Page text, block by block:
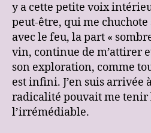
y a cette petite voix
peut-être, qui me chuchote
avec le feu, la part «
vin, continue de m’attirer
son exploration, comme
est infini. J’en suis arrivée
radicalité pouvait me tenir
l’irrémédiable.